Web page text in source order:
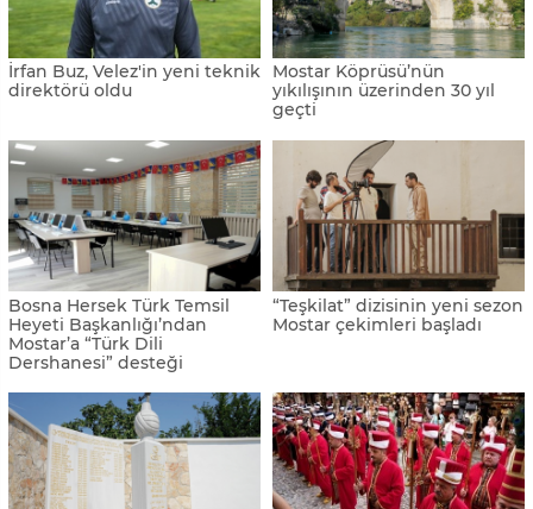
İrfan Buz, Velez'in yeni teknik
direktörü oldu
Mostar Köprüsü’nün
yıkılışının üzerinden 30 yıl
geçti
Bosna Hersek Türk Temsil
Heyeti Başkanlığı’ndan
Mostar’a “Türk Dili
Dershanesi” desteği
“Teşkilat” dizisinin yeni sezon
Mostar çekimleri başladı